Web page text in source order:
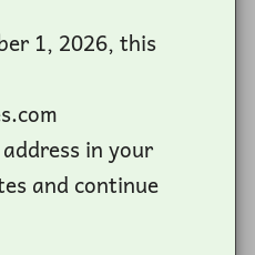
extrait de cette danse
2022. C'était
la manière dont
qui vit à Sèmèrè au
1, 2026, this
in your
and continue